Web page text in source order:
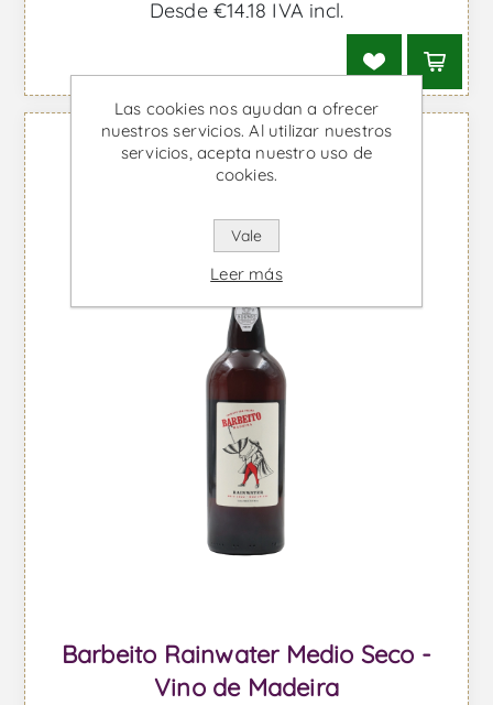
Desde €14,18 IVA incl.
Barbeito Rainwater Medio Seco -
Vino de Madeira
Las cookies nos ayudan a ofrecer
nuestros servicios. Al utilizar nuestros
servicios, acepta nuestro uso de
cookies.
Vale
Leer más